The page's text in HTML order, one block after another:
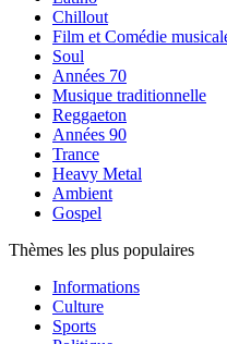
Chillout
Film et Comédie
Soul
Années 70
Musique traditionnelle
Reggaeton
Années 90
Trance
Heavy Metal
Ambient
Gospel
Thèmes les plus populaires
Informations
Culture
Sports